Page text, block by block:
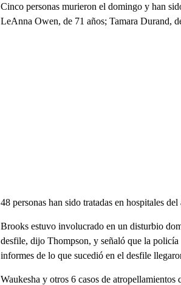
Cinco personas murieron el domingo y han
LeAnna Owen, de 71 años; Tamara Durand,
48 personas han sido tratadas en hospitales
Brooks estuvo involucrado en un disturbio
desfile, dijo Thompson, y señaló que la
informes de lo que sucedió en el desfile
Waukesha y otros 6 casos de